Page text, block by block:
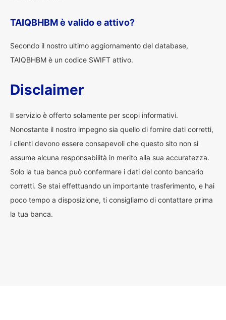
TAIQBHBM è valido e attivo?
Secondo il nostro ultimo aggiornamento del database,
TAIQBHBM è un codice SWIFT attivo.
Disclaimer
Il servizio è offerto solamente per scopi informativi.
Nonostante il nostro impegno sia quello di fornire dati corretti,
i clienti devono essere consapevoli che questo sito non si
assume alcuna responsabilità in merito alla sua accuratezza.
Solo la tua banca può confermare i dati del conto bancario
corretti. Se stai effettuando un importante trasferimento, e hai
poco tempo a disposizione, ti consigliamo di contattare prima
la tua banca.